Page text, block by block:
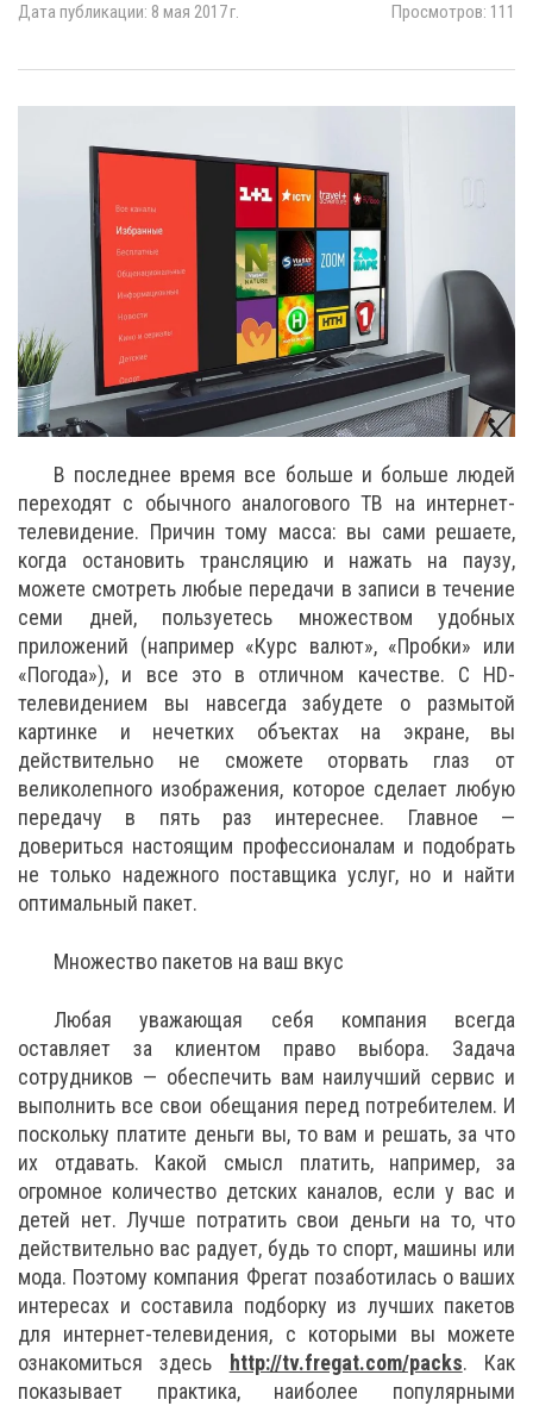
Дата публикации: 8 мая 2017 г. Просмотров: 111
В последнее время все больше и больше людей
переходят с обычного аналогового ТВ на интернет-
телевидение. Причин тому масса: вы сами решаете,
когда остановить трансляцию и нажать на паузу,
можете смотреть любые передачи в записи в течение
семи дней, пользуетесь множеством удобных
приложений (например «Курс валют», «Пробки» или
«Погода»), и все это в отличном качестве. С HD-
телевидением вы навсегда забудете о размытой
картинке и нечетких объектах на экране, вы
действительно не сможете оторвать глаз от
великолепного изображения, которое сделает любую
передачу в пять раз интереснее. Главное —
довериться настоящим профессионалам и подобрать
не только надежного поставщика услуг, но и найти
оптимальный пакет.
Множество пакетов на ваш вкус
Любая уважающая себя компания всегда
оставляет за клиентом право выбора. Задача
сотрудников — обеспечить вам наилучший сервис и
выполнить все свои обещания перед потребителем. И
поскольку платите деньги вы, то вам и решать, за что
их отдавать. Какой смысл платить, например, за
огромное количество детских каналов, если у вас и
детей нет. Лучше потратить свои деньги на то, что
действительно вас радует, будь то спорт, машины или
мода. Поэтому компания Фрегат позаботилась о ваших
интересах и составила подборку из лучших пакетов
для интернет-телевидения, с которыми вы можете
ознакомиться здесь
http://tv.fregat.com/packs. Как
показывает практика, наиболее популярными